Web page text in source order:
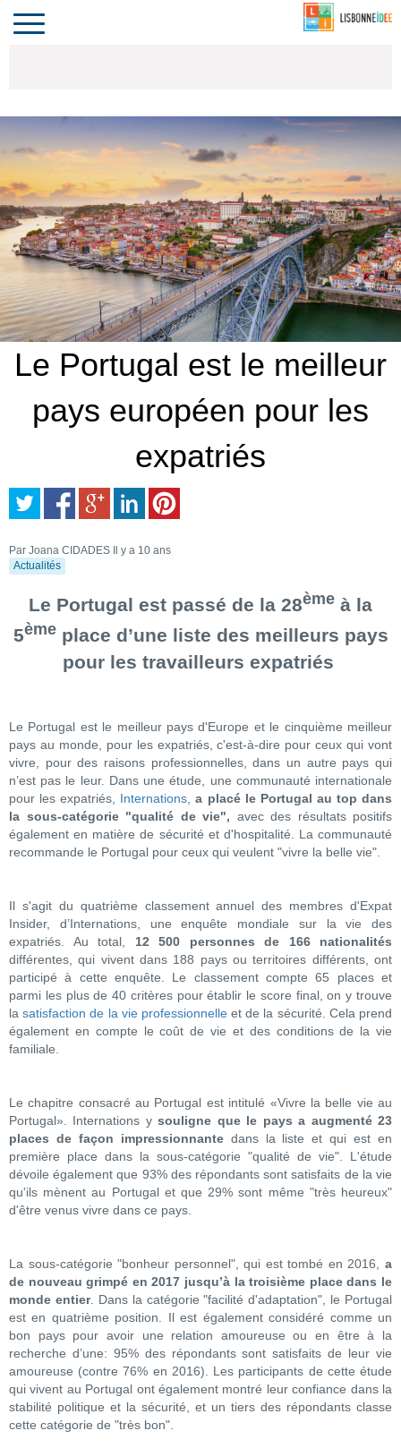
LE PORTUGAL
Toggle
navigation
Le Portugal est le meilleur
pays européen pour les
expatriés
Par Joana CIDADES
Il y a 10 ans
Actualités
Le Portugal est passé de la 28ème à la
5èmeplace d’une liste des meilleurs pays
pour les travailleurs expatriés
Le Portugal est le meilleur pays d'Europe et le cinquième meilleur
pays au monde, pour les expatriés, c'est-à-dire pour ceux qui vont
vivre, pour des raisons professionnelles, dans un autre pays qui
n’est pas le leur. Dans une étude, une communauté internationale
pour les expatriés, Internations,a placé le Portugal au top dans
la sous-catégorie "qualité de vie", avec des résultats positifs
également en matière de sécurité et d'hospitalité. La communauté
recommande le Portugal pour ceux qui veulent "vivre la belle vie".
Il s'agit du quatrième classement annuel des membres d'Expat
Insider, d’Internations, une enquête mondiale sur la vie des
expatriés. Au total, 12 500 personnes de 166 nationalités
différentes, qui vivent dans 188 pays ou territoires différents, ont
participé à cette enquête. Le classement compte 65 places et
parmi les plus de 40 critères pour établir le score final, on y trouve
lasatisfaction de la vie professionnelleet de la sécurité. Cela prend
également en compte le coût de vie et des conditions de la vie
familiale.
Le chapitre consacré au Portugal est intitulé «Vivre la belle vie au
Portugal». Internations ysouligne que le pays a augmenté 23
places de façon impressionnantedans la liste et qui est en
première place dans la sous-catégorie "qualité de vie". L'étude
dévoile également que 93% des répondants sont satisfaits de la vie
qu'ils mènent au Portugal et que 29% sont même "très heureux"
d'être venus vivre dans ce pays.
La sous-catégorie "bonheur personnel", qui est tombé en 2016, a
de nouveau grimpé en 2017 jusqu’à la troisième place dans le
monde entier. Dans la catégorie "facilité d'adaptation", le Portugal
est en quatrième position. Il est également considéré comme un
bon pays pour avoir une relation amoureuse ou en être à la
recherche d’une: 95% des répondants sont satisfaits de leur vie
amoureuse (contre 76% en 2016). Les participants de cette étude
qui vivent au Portugal ont également montré leur confiance dans la
stabilité politique et la sécurité, et un tiers des répondants classe
cette catégorie de "très bon".